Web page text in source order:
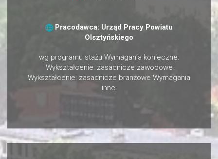
Pracodawca: Urząd Pracy Powiatu
Olsztyńskiego
wg programu stażu Wymagania konieczne:
Wykształcenie: zasadnicze zawodowe
Wykształcenie: zasadnicze branżowe Wymagania
inne: